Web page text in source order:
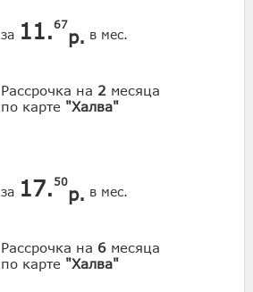
за 11.67
р. в мес.
Рассрочка на 2 месяца
по карте "Халва"
за 17. 50
р. в мес.
Рассрочка на 6 месяца
по карте "Халва"